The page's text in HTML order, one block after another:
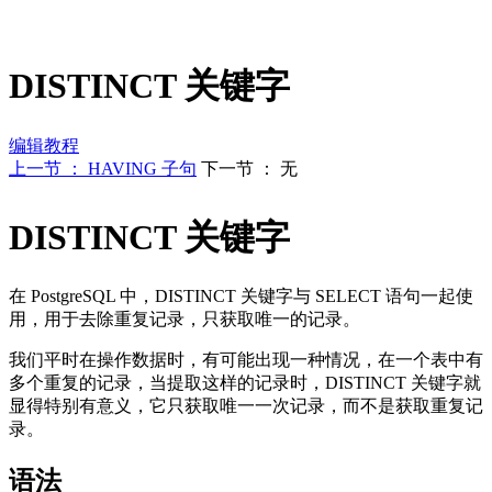
DISTINCT 关键字
编辑教程
上一节 ： HAVING 子句 下一节 ： 无
DISTINCT 关键字
在 PostgreSQL 中，DISTINCT 关键字与 SELECT 语句一起使
用，用于去除重复记录，只获取唯一的记录。
我们平时在操作数据时，有可能出现一种情况，在一个表中有
多个重复的记录，当提取这样的记录时，DISTINCT 关键字就
显得特别有意义，它只获取唯一一次记录，而不是获取重复记
录。
语法